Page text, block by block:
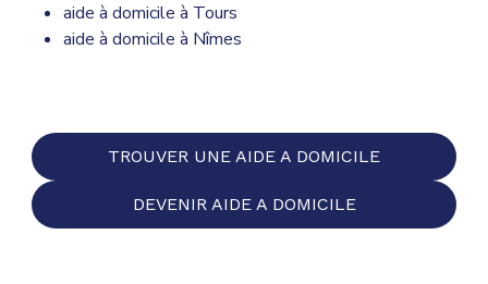
aide à domicile à Tours
aide à domicile à Nîmes
TROUVER UNE AIDE A DOMICILE
DEVENIR AIDE A DOMICILE